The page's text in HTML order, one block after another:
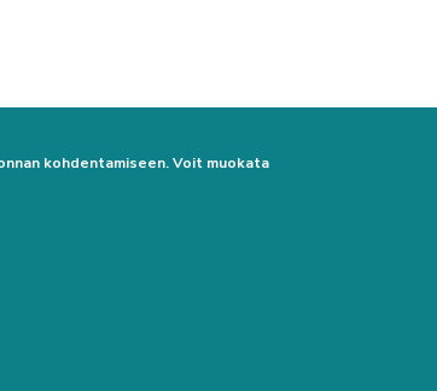
kohdentamiseen. Voit muokata